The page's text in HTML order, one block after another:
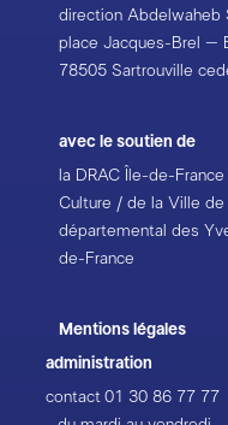
direction Abdelwaheb
place Jacques-Brel –
78505 Sartrouville
avec le soutien de
la DRAC Île-de-
Culture / de la Ville de
départemental des
de-France
Mentions légales
administration
contact01 30 86 77 77